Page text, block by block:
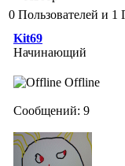
0 Пользователей и 1
Kit69
Начинающий
Offline
Сообщений: 9